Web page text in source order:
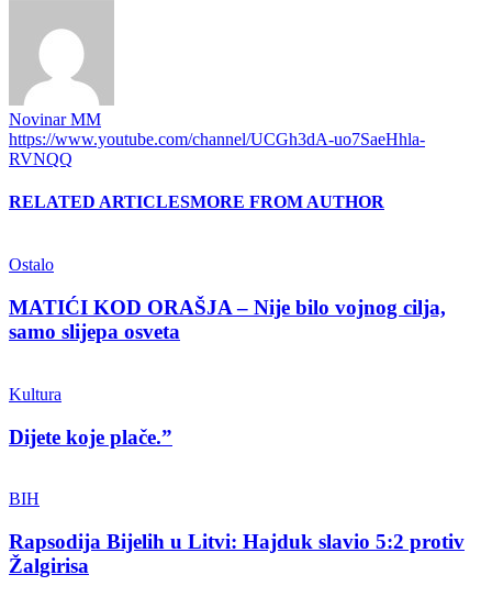
Novinar MM
https://www.youtube.com/channel/UCGh3dA-uo7SaeHhla-
RVNQQ
RELATED ARTICLESMORE FROM AUTHOR
Ostalo
MATIĆI KOD ORAŠJA – Nije bilo vojnog cilja,
samo slijepa osveta
Kultura
Dijete koje plače.”
BIH
Rapsodija Bijelih u Litvi: Hajduk slavio 5:2 protiv
Žalgirisa